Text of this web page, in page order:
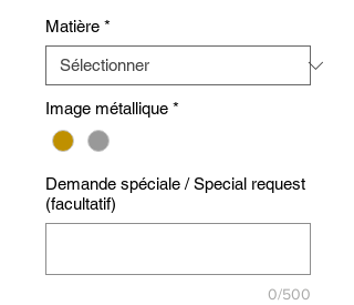
Matière *
Image métallique *
Demande spéciale / Special request
(facultatif)
0/500